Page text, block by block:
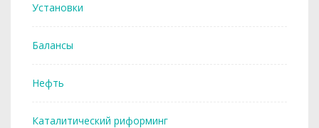
Установки
Балансы
Нефть
Каталитический риформинг